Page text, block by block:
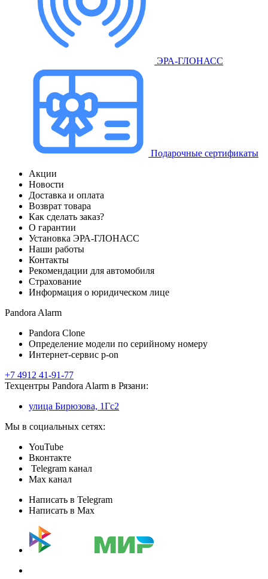
ЭРА-ГЛОНАСС
Подарочные сертификаты
Акции
Новости
Доставка и оплата
Возврат товара
Как сделать заказ?
О гарантии
Установка ЭРА-ГЛОНАСС
Наши работы
Контакты
Рекомендации для автомобиля
Страхование
Информация о юридическом лице
Pandora Alarm
Pandora Clone
Определение модели по серийному номеру
Интернет-сервис p-on
+7 4912 41-91-77
Техцентры Pandora Alarm в Рязани:
улица Бирюзова, 1Гс2
Мы в социальных сетях:
YouTube
Вконтакте
Telegram канал
Max канал
Написать в Telegram
Написать в Max